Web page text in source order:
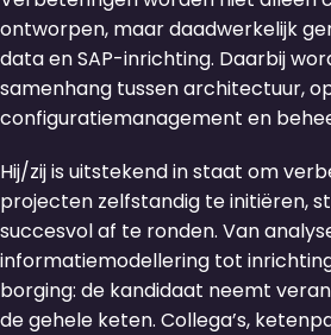
ontworpen, maar daadwerkelijk
data en SAP-inrichting. Daarbij
samenhang tussen architectuur,
configuratiemanagement en
Hij/zij is uitstekend in staat om
projecten zelfstandig te initiëren,
succesvol af te ronden. Van
informatiemodellering tot
borging: de kandidaat neemt
de gehele keten. Collega’s,